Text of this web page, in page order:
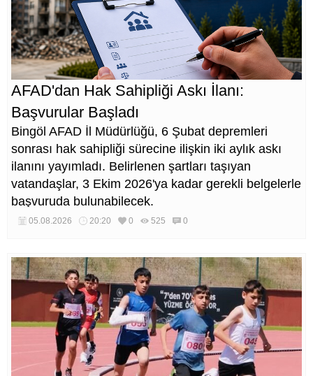
AFAD'dan Hak Sahipliği Askı İlanı:
Başvurular Başladı
Bingöl AFAD İl Müdürlüğü, 6 Şubat depremleri
sonrası hak sahipliği sürecine ilişkin iki aylık askı
ilanını yayımladı. Belirlenen şartları taşıyan
vatandaşlar, 3 Ekim 2026'ya kadar gerekli belgelerle
başvuruda bulunabilecek.
05.08.2026 20:20 0 525 0